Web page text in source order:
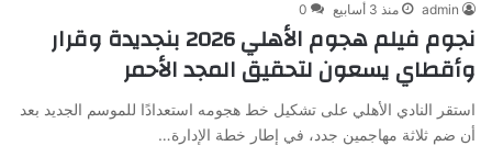
admin منذ 3 أسابيع 0
نجوم فيلم هجوم الأهلي 2026 بنجديدة وقرار
وأقطاي يسعون لتحقيق المجد الأحمر
استقر النادي الأهلي على تشكيل خط هجومه استعدادًا للموسم الجديد بعد
أن ضم ثلاثة مهاجمين جدد، في إطار خطة الإدارة…